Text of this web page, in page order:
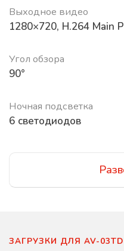
Выходное видео
1280×720, H.264 Main
Угол обзора
90°
Ночная подсветка
6 светодиодов
ЗАГРУЗКИ ДЛЯ AV-03TD